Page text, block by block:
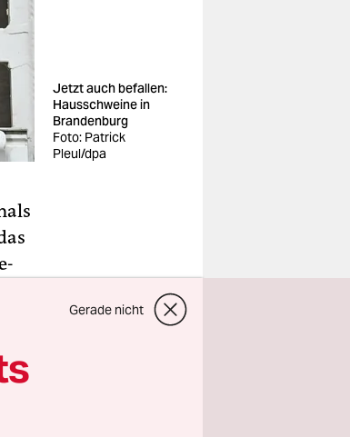
Jetzt auch befallen:
Hausschweine in
Brandenburg
Foto: Patrick
Pleul/dpa
Gerade nicht